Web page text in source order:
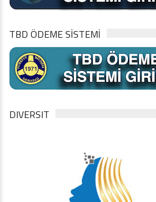
TBD ÖDEME SİSTEMİ
DIVERSIT